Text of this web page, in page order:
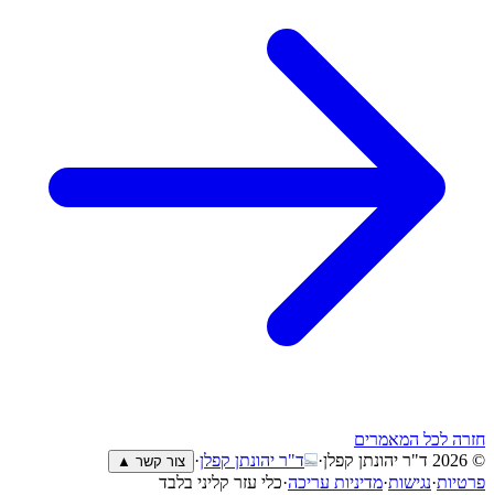
חזרה לכל המאמרים
© 2026
ד"ר יהונתן קפלן· ד"ר יהונתן קפלן· צור קשר ▲
פרטיות·נגישות·מדיניות עריכה·כלי עזר קליני בלבד